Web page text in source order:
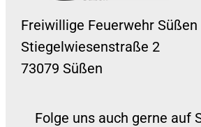
Freiwillige Feuerwehr Süßen
Stiegelwiesenstraße 2
73079 Süßen
Folge uns auch gerne auf